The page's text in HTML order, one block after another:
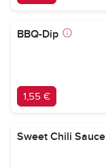
BBQ-Dip
1,55 €
Sweet Chili Sauce